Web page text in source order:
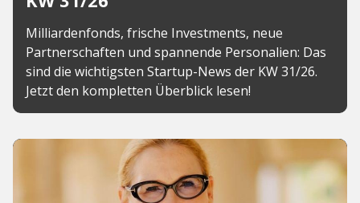
Milliardenfonds, frische Investments, neue
Partnerschaften und spannende Personalien: Das
sind die wichtigsten Startup-News der KW 31/26.
Jetzt den kompletten Überblick lesen!